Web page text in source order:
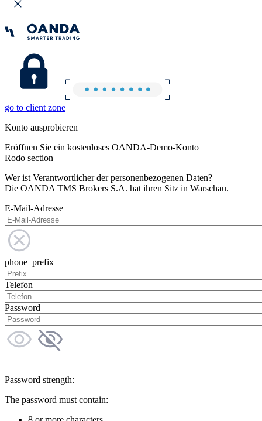
go to client zone
Konto ausprobieren
Eröffnen Sie ein kostenloses OANDA-Demo-Konto
Rodo section
Wer ist Verantwortlicher der personenbezogenen Daten?
Die OANDA TMS Brokers S.A. hat ihren Sitz in Warschau.
E-Mail-Adresse
phone_prefix
Telefon
Password
Password strength:
The password must contain: